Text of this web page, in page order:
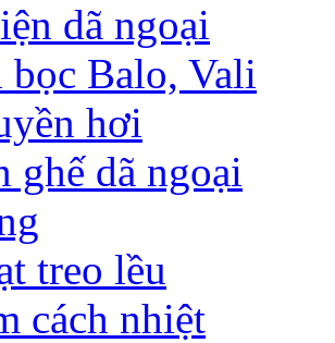
dã ngoại
bọc Balo, Vali
hơi
ghế dã ngoại
treo lều
cách nhiệt